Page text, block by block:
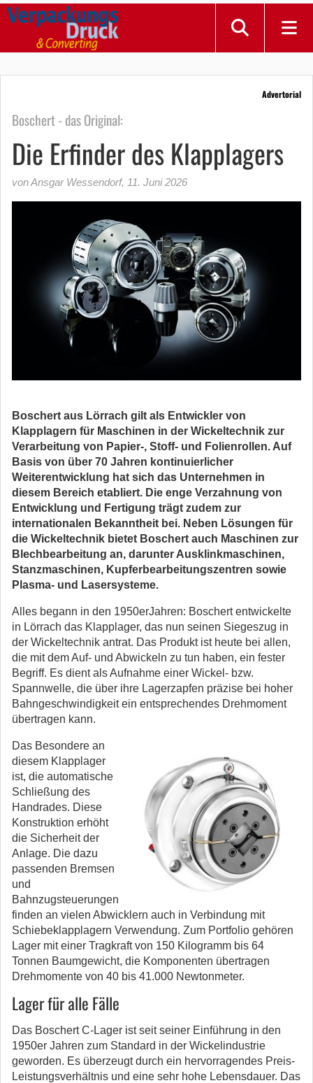
Advertorial
Boschert - das Original:
Die Erfinder des Klapplagers
von Ansgar Wessendorf, 11. Juni 2026
Boschert aus Lörrach gilt als Entwickler von
Klapplagern für Maschinen in der Wickeltechnik zur
Verarbeitung von Papier-, Stoff- und Folienrollen. Auf
Basis von über 70 Jahren kontinuierlicher
Weiterentwicklung hat sich das Unternehmen in
diesem Bereich etabliert. Die enge Verzahnung von
Entwicklung und Fertigung trägt zudem zur
internationalen Bekanntheit bei. Neben Lösungen für
die Wickeltechnik bietet Boschert auch Maschinen zur
Blechbearbeitung an, darunter Ausklinkmaschinen,
Stanzmaschinen, Kupferbearbeitungszentren sowie
Plasma- und Lasersysteme.
Alles begann in den 1950erJahren: Boschert entwickelte
in Lörrach das Klapplager, das nun seinen Siegeszug in
der Wickeltechnik antrat. Das Produkt ist heute bei allen,
die mit dem Auf- und Abwickeln zu tun haben, ein fester
Begriff. Es dient als Aufnahme einer Wickel- bzw.
Spannwelle, die über ihre Lagerzapfen präzise bei hoher
Bahngeschwindigkeit ein entsprechendes Drehmoment
übertragen kann.
Das Besondere an
diesem Klapplager
ist, die automatische
Schließung des
Handrades. Diese
Konstruktion erhöht
die Sicherheit der
Anlage. Die dazu
passenden Bremsen
und
Bahnzugsteuerungen
finden an vielen Abwicklern auch in Verbindung mit
Schiebeklapplagern Verwendung. Zum Portfolio gehören
Lager mit einer Tragkraft von 150 Kilogramm bis 64
Tonnen Baumgewicht, die Komponenten übertragen
Drehmomente von 40 bis 41.000 Newtonmeter.
Lager für alle Fälle
Das Boschert C-Lager ist seit seiner Einführung in den
1950er Jahren zum Standard in der Wickelindustrie
geworden. Es überzeugt durch ein hervorragendes Preis-
Leistungsverhältnis und eine sehr hohe Lebensdauer. Das